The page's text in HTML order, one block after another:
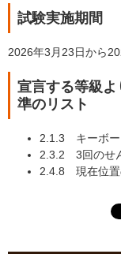
試験実施期間
2026年3月23日から
宣言する等級
準のリスト
2.1.3 キーボー
2.3.2 3回のせ
2.4.8 現在位置